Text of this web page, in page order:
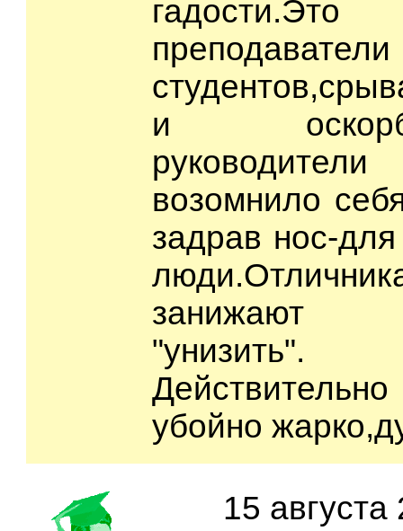
гадости.Это
и
возомнило
задрав нос-
занижают
"унизить".
убойно
15